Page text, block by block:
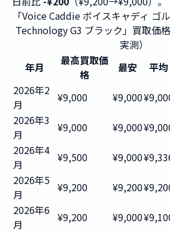
「Voice Caddie ボイスキャディ ゴ
Technology G3 ブラック」買取価
実測）
年月
最高買取価
格
最安 平均
2026年2
月
¥9,000 ¥9,000
2026年3
月
¥9,000 ¥9,000
2026年4
月
¥9,500 ¥9,000
2026年5
月
¥9,200 ¥9,200
2026年6
月
¥9,200 ¥9,000